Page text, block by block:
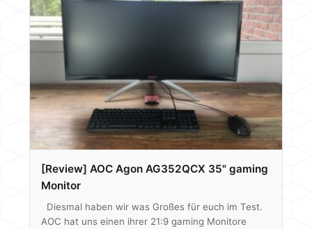
einem Preis von aktuell um die 180€ laut Geizhals.
Ob der Monitor aber auch abliefert, werden wir
herausfinden. Mittels Spyder 5 können wir auch auf
die Bildqualität, Farbabweichung etc. eingehen und
auch schauen was eine Farbkalibrierung…
[Review] AOC Agon AG352QCX 35" gaming
Monitor
Diesmal haben wir was Großes für euch im Test.
AOC hat uns einen ihrer 21:9 gaming Monitore